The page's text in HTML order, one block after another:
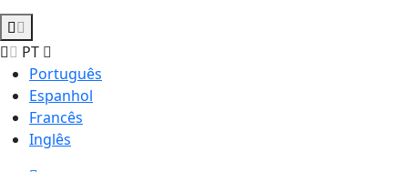
PT
Português
Espanhol
Francês
Inglês